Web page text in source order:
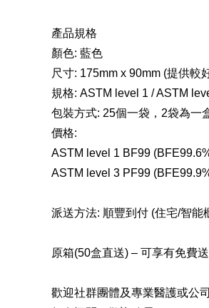
產品規格
顏色: 藍色
尺寸: 175mm x 90mm (提供較
規格: ASTM level 1 / ASTM
包裝方式: 25個一袋，2袋為一
價格:
ASTM level 1 BF99
ASTM level 3 PF99
派送方法: 順豐到付 (住宅/智能
原箱(50盒直送) – 可享有免費
歡迎社群團體及專業醫護或公